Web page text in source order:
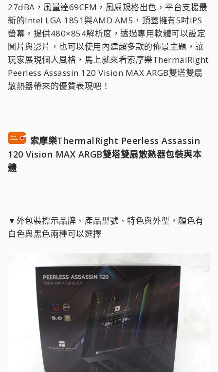
27dBA，風量達69CFM，風扇規格出色，平台支援最
新的Intel LGA 1851與AMD AM5，頂蓋擁有5吋IPS
螢幕，提供480×854解析度，透過專用軟體可以設定
圖片與影片，也可以使用內建超多款的佈景主題，讓
玩家展現個人風格，馬上就來看索摩樂ThermalRight
Peerless Assassin 120 Vision MAX ARGB雙塔雙扇
散熱器帶來的優質表現吧！
索摩樂ThermalRight Peerless Assassin
120 Vision MAX ARGB雙塔雙扇散熱器包裝與本
體
▼外包裝標示品牌、產品型號、特色與外型，顏色有
白色與黑色兩種可以選擇